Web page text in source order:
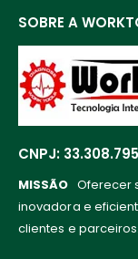
SOBRE A
CNPJ:
MISSÃO Oferecer
inovadora e
clientes e parceiros.